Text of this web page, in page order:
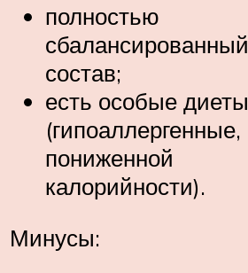
полностью
сбалансированный
состав;
есть особые диеты
(гипоаллергенные,
пониженной
калорийности).
Минусы: